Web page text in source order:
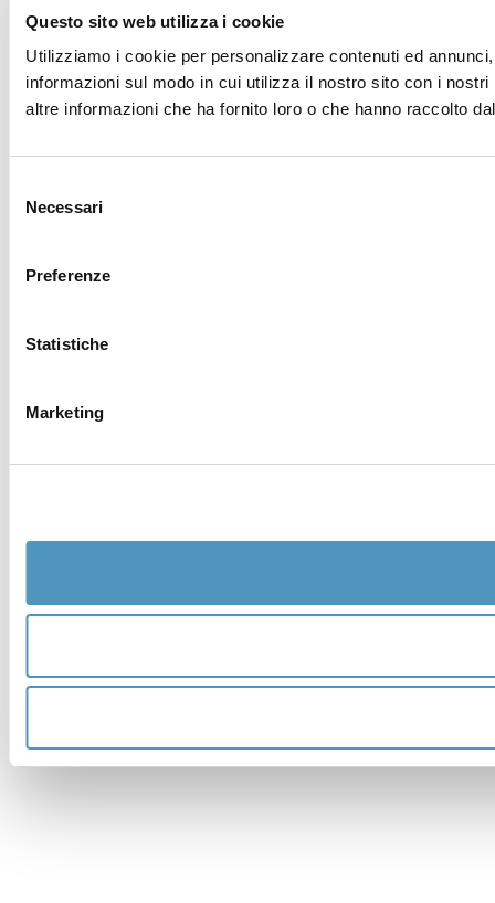
Questo sito web utilizza i cookie
Utilizziamo i cookie per personalizzare contenuti ed
informazioni sul modo in cui utilizza il nostro sito con i
altre informazioni che ha fornito loro o che hanno raccolto
delNecessari
Preferenze
Statistiche
Marketing